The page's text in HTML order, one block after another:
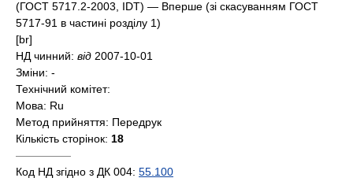
(ГОСТ 5717.2-2003, IDT) — Вперше (зі скасуванням ГОСТ
5717-91 в частині розділу 1)
[br]
НД чинний: від 2007-10-01
Зміни: -
Технічний комітет:
Мова: Ru
Метод прийняття: Передрук
Кількість сторінок: 18
—————
Код НД згідно з ДК 004: 55.100